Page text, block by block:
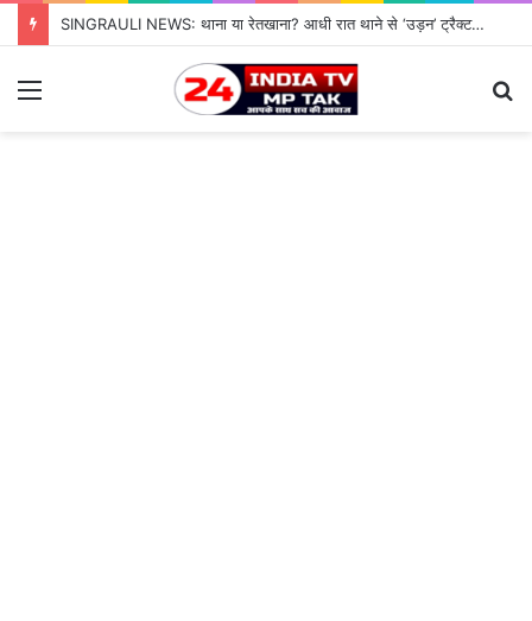
SINGRAULI NEWS: थाना या रेतखाना? आधी रात थाने से ‘उड़न’ ट्रैक्टर, जियावन पुलिस के पहरे में माफिया पास रेत माफिया के आगे नतमस्तक सिस्टम, सुशासन की पोल खोलती जियावन थाने की सनसनीखेज कहानी
Menu